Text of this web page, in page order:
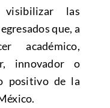
las
que, a
académico,
innovador o
positivo de la